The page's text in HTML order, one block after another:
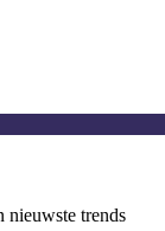
nieuwste trends